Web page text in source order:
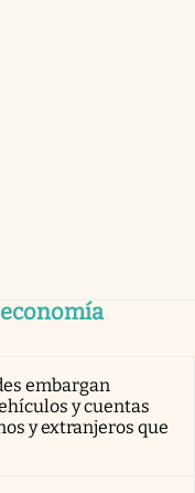
embargan
y cuentas
y extranjeros que